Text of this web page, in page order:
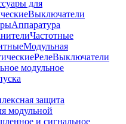
для
Выключатели
Аппаратура
Частотные
Модульная
РелеВыключатели
модульное
защита
модульной
и сигнальное